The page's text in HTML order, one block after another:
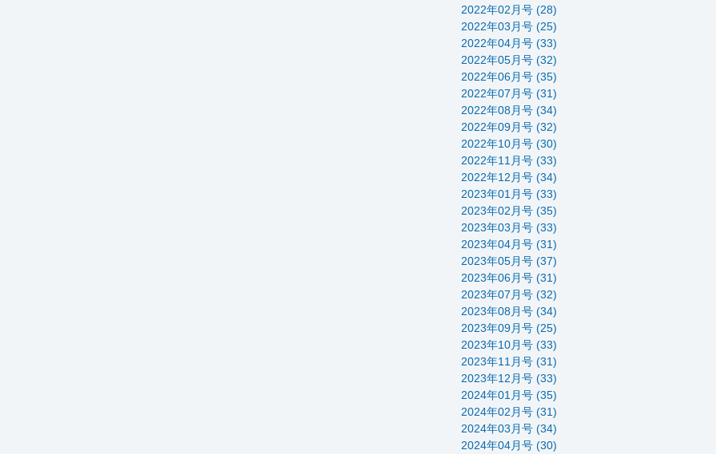
2022年02月号 (28)
2022年03月号 (25)
2022年04月号 (33)
2022年05月号 (32)
2022年06月号 (35)
2022年07月号 (31)
2022年08月号 (34)
2022年09月号 (32)
2022年10月号 (30)
2022年11月号 (33)
2022年12月号 (34)
2023年01月号 (33)
2023年02月号 (35)
2023年03月号 (33)
2023年04月号 (31)
2023年05月号 (37)
2023年06月号 (31)
2023年07月号 (32)
2023年08月号 (34)
2023年09月号 (25)
2023年10月号 (33)
2023年11月号 (31)
2023年12月号 (33)
2024年01月号 (35)
2024年02月号 (31)
2024年03月号 (34)
2024年04月号 (30)